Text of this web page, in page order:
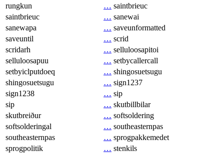
rungkun
… saintbrieuc
saintbrieuc
… sanewai
sanewapa
… saveunformatted
saveuntil
… scrid
scridarh
… selluloosapitoi
selluloosapuu
… setbycallercall
setbyiclputdoeq
… shingosuetsugu
shingosuetsugu
… sign1237
sign1238
… sip
sip
… skutbillbilar
skutbreiður
… softsoldering
softsolderingal
… southeasternpas
southeasternpas
… sprogpakkemedet
sprogpolitik
… stenkils